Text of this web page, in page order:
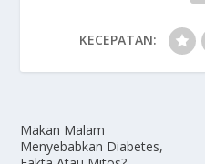
KECEPATAN:
Makan Malam
Menyebabkan Diabetes,